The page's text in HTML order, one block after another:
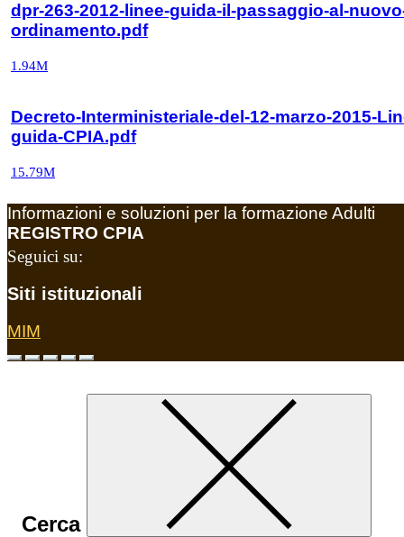
dpr-263-2012-linee-guida-il-passaggio-al-
ordinamento.pdf
1.94M
Decreto-Interministeriale-del-12-marzo-2015-
guida-CPIA.pdf
15.79M
Informazioni e soluzioni per la formazione Adulti
REGISTRO CPIA
Seguici su:
Siti istituzionali
MIM
Cerca